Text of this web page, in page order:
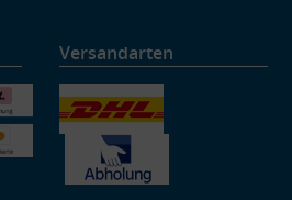
Versandarten